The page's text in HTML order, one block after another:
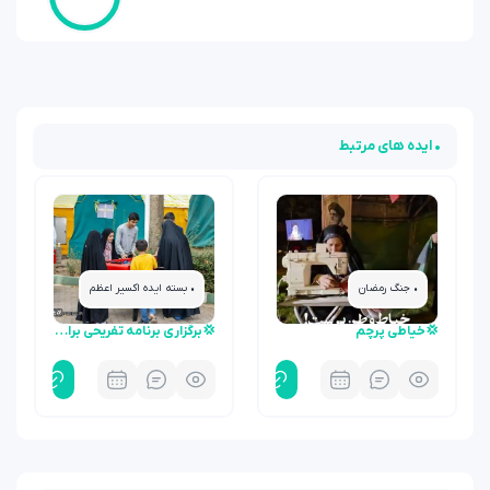
• ایده های مرتبط
• جنگ رمضان
💢خیاطی پرچم
• بسته ایده اکسیر اعظم
💢برگزاری برنامه تفریحی برای خانواده نیرو های مسلح